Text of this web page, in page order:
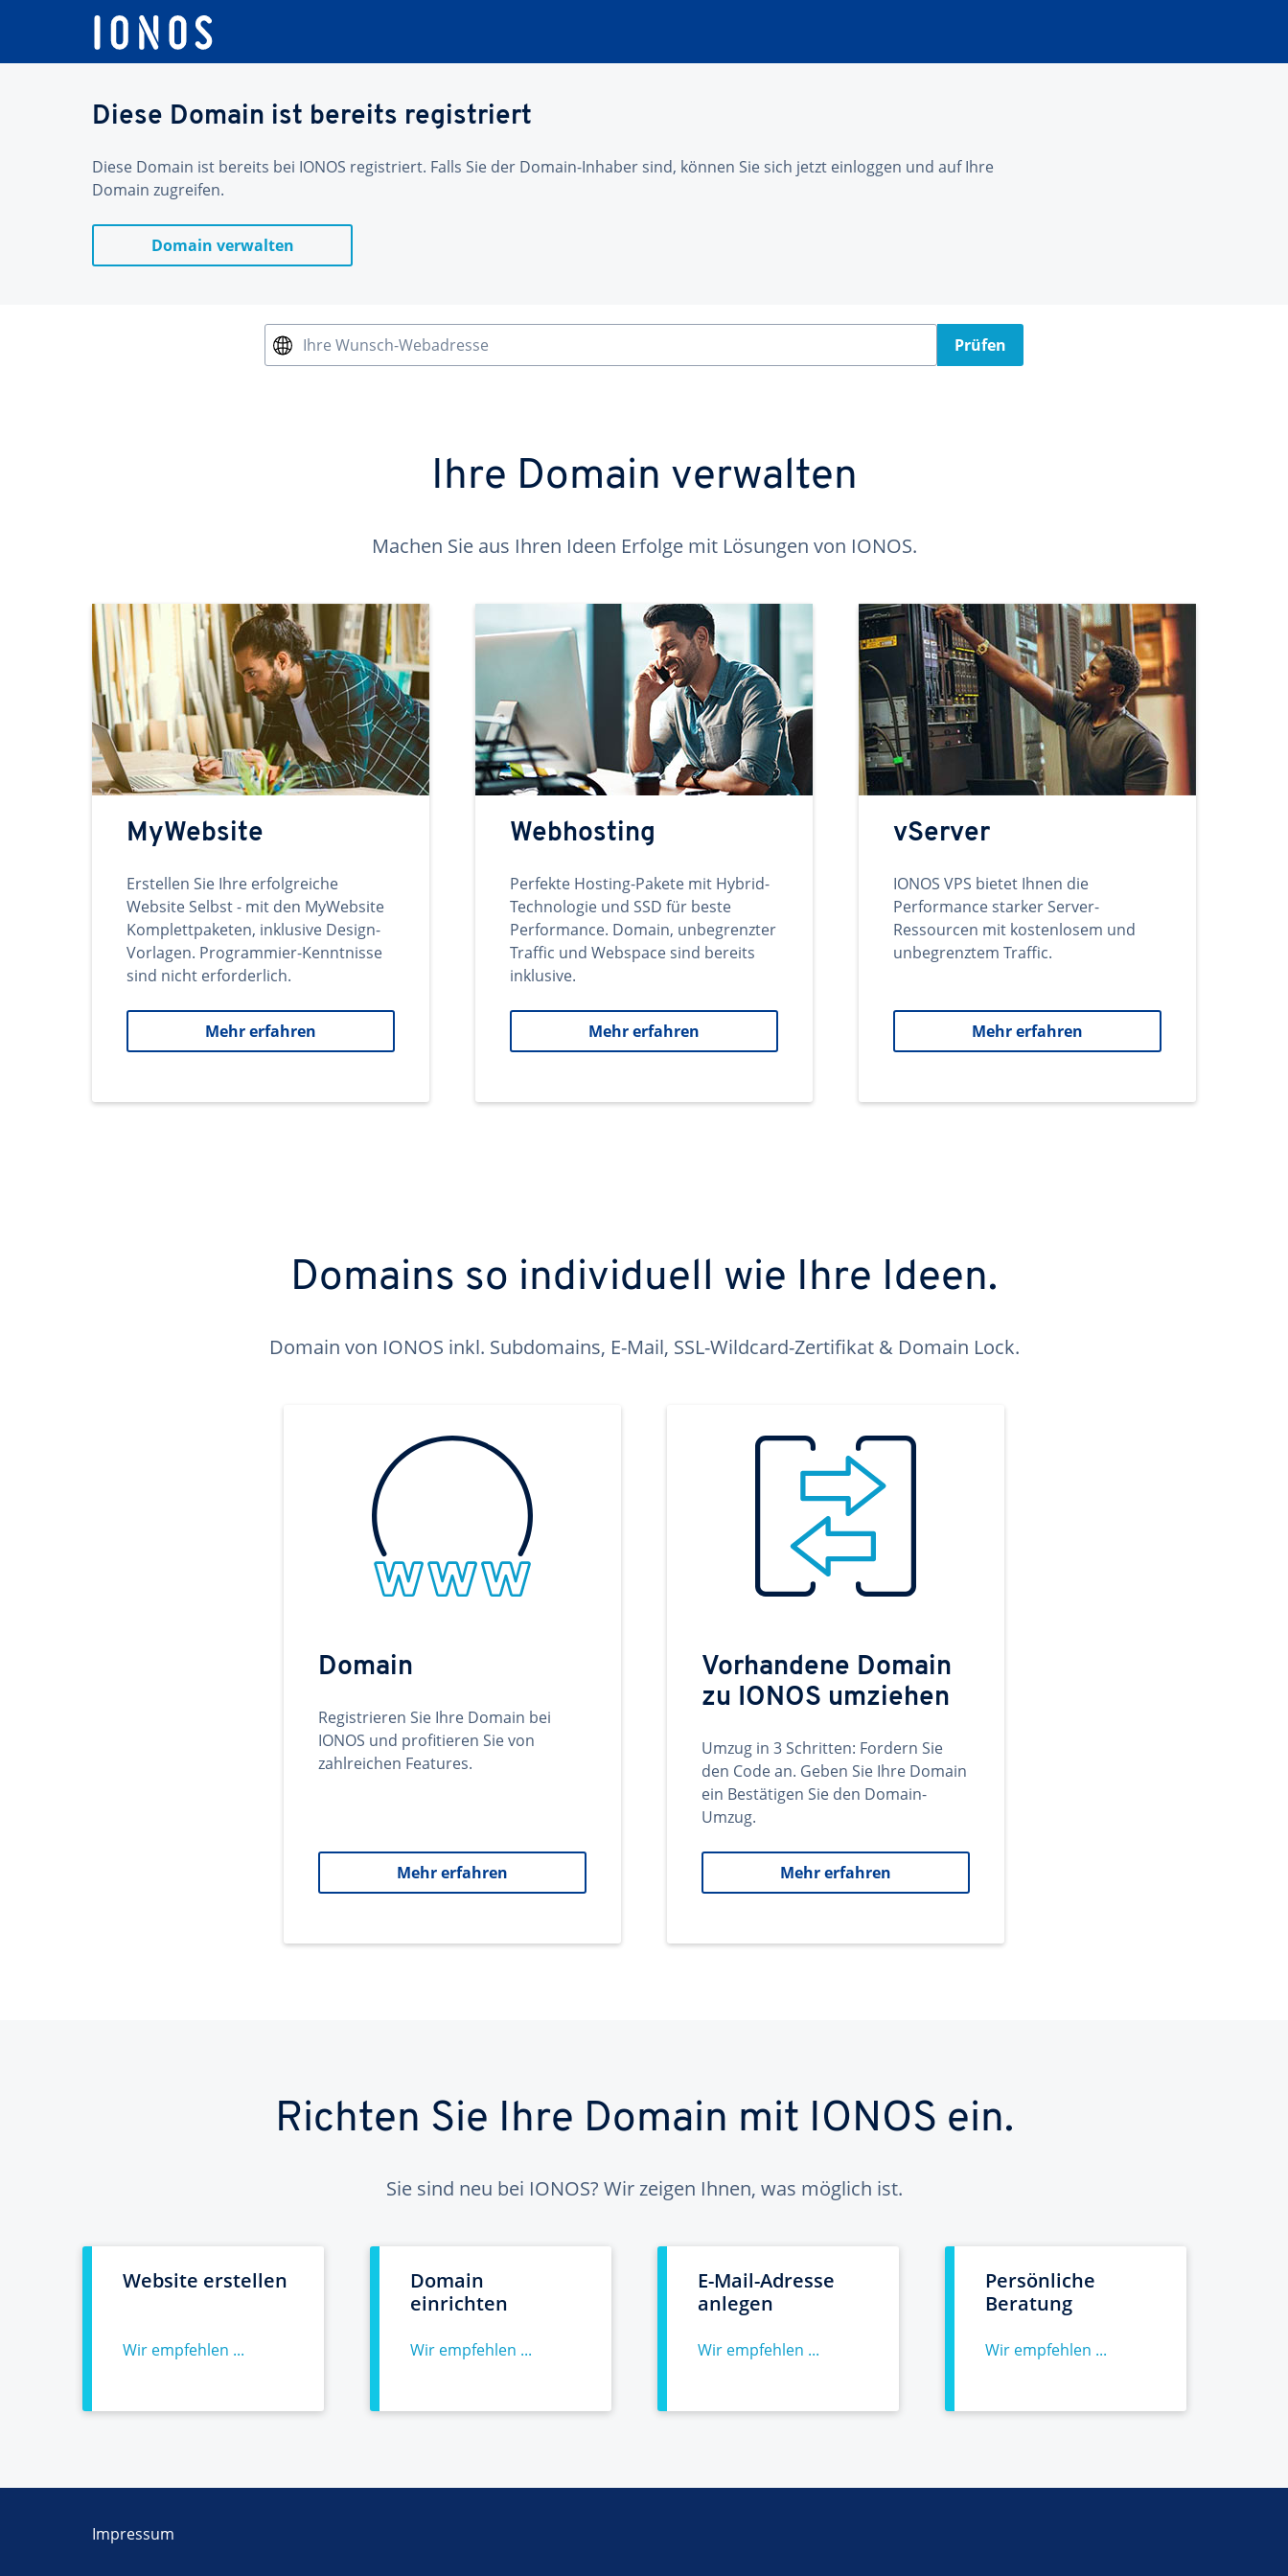
Diese Domain ist bereits registriert
Diese Domain ist bereits bei IONOS registriert. Falls Sie der Domain-Inhaber sind, können Sie sich jetzt einloggen und auf Ihre
Domain zugreifen.
Domain verwalten
Ihre Wunsch-Webadresse Prüfen
Ihre Domain verwalten
Machen Sie aus Ihren Ideen Erfolge mit Lösungen von IONOS.
MyWebsite
Erstellen Sie Ihre erfolgreiche
Website Selbst - mit den MyWebsite
Komplettpaketen, inklusive Design-
Vorlagen. Programmier-Kenntnisse
sind nicht erforderlich.
Mehr erfahren
Webhosting
Perfekte Hosting-Pakete mit Hybrid-
Technologie und SSD für beste
Performance. Domain, unbegrenzter
Traffic und Webspace sind bereits
inklusive.
Mehr erfahren
vServer
IONOS VPS bietet Ihnen die
Performance starker Server-
Ressourcen mit kostenlosem und
unbegrenztem Traffic.
Mehr erfahren
Domains so individuell wie Ihre Ideen.
Domain von IONOS inkl. Subdomains, E-Mail, SSL-Wildcard-Zertifikat & Domain Lock.
Domain
Registrieren Sie Ihre Domain bei
IONOS und profitieren Sie von
zahlreichen Features.
Mehr erfahren
Vorhandene Domain
zu IONOS umziehen
Umzug in 3 Schritten: Fordern Sie
den Code an. Geben Sie Ihre Domain
ein Bestätigen Sie den Domain-
Umzug.
Mehr erfahren
Richten Sie Ihre Domain mit IONOS ein.
Sie sind neu bei IONOS? Wir zeigen Ihnen, was möglich ist.
Website erstellen
Wir empfehlen ...
Domain
einrichten
Wir empfehlen ...
E-Mail-Adresse
anlegen
Wir empfehlen ...
Persönliche
Beratung
Wir empfehlen ...
Impressum